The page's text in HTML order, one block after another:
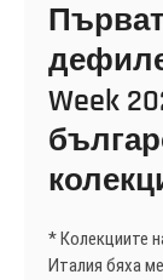
Week
* Колекциите
Италия бяха